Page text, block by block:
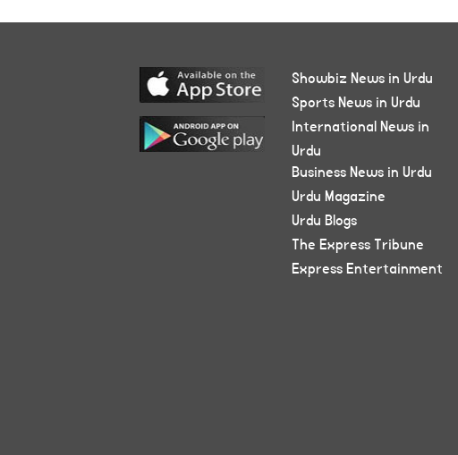
Showbiz News in Urdu
Sports News in Urdu
International News in
Urdu
Business News in Urdu
Urdu Magazine
Urdu Blogs
The Express Tribune
Express Entertainment